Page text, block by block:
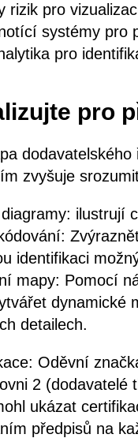
rizik pro
systémy pro
pro
pro
zvyšuje
ilustrují
identifikaci
mapy: Pomocí
dynamické
detailech.
Oděvní
2 (dodavatelé
ukázat
předpisů na